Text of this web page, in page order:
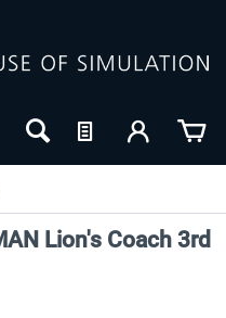
Lion's Coach 3rd